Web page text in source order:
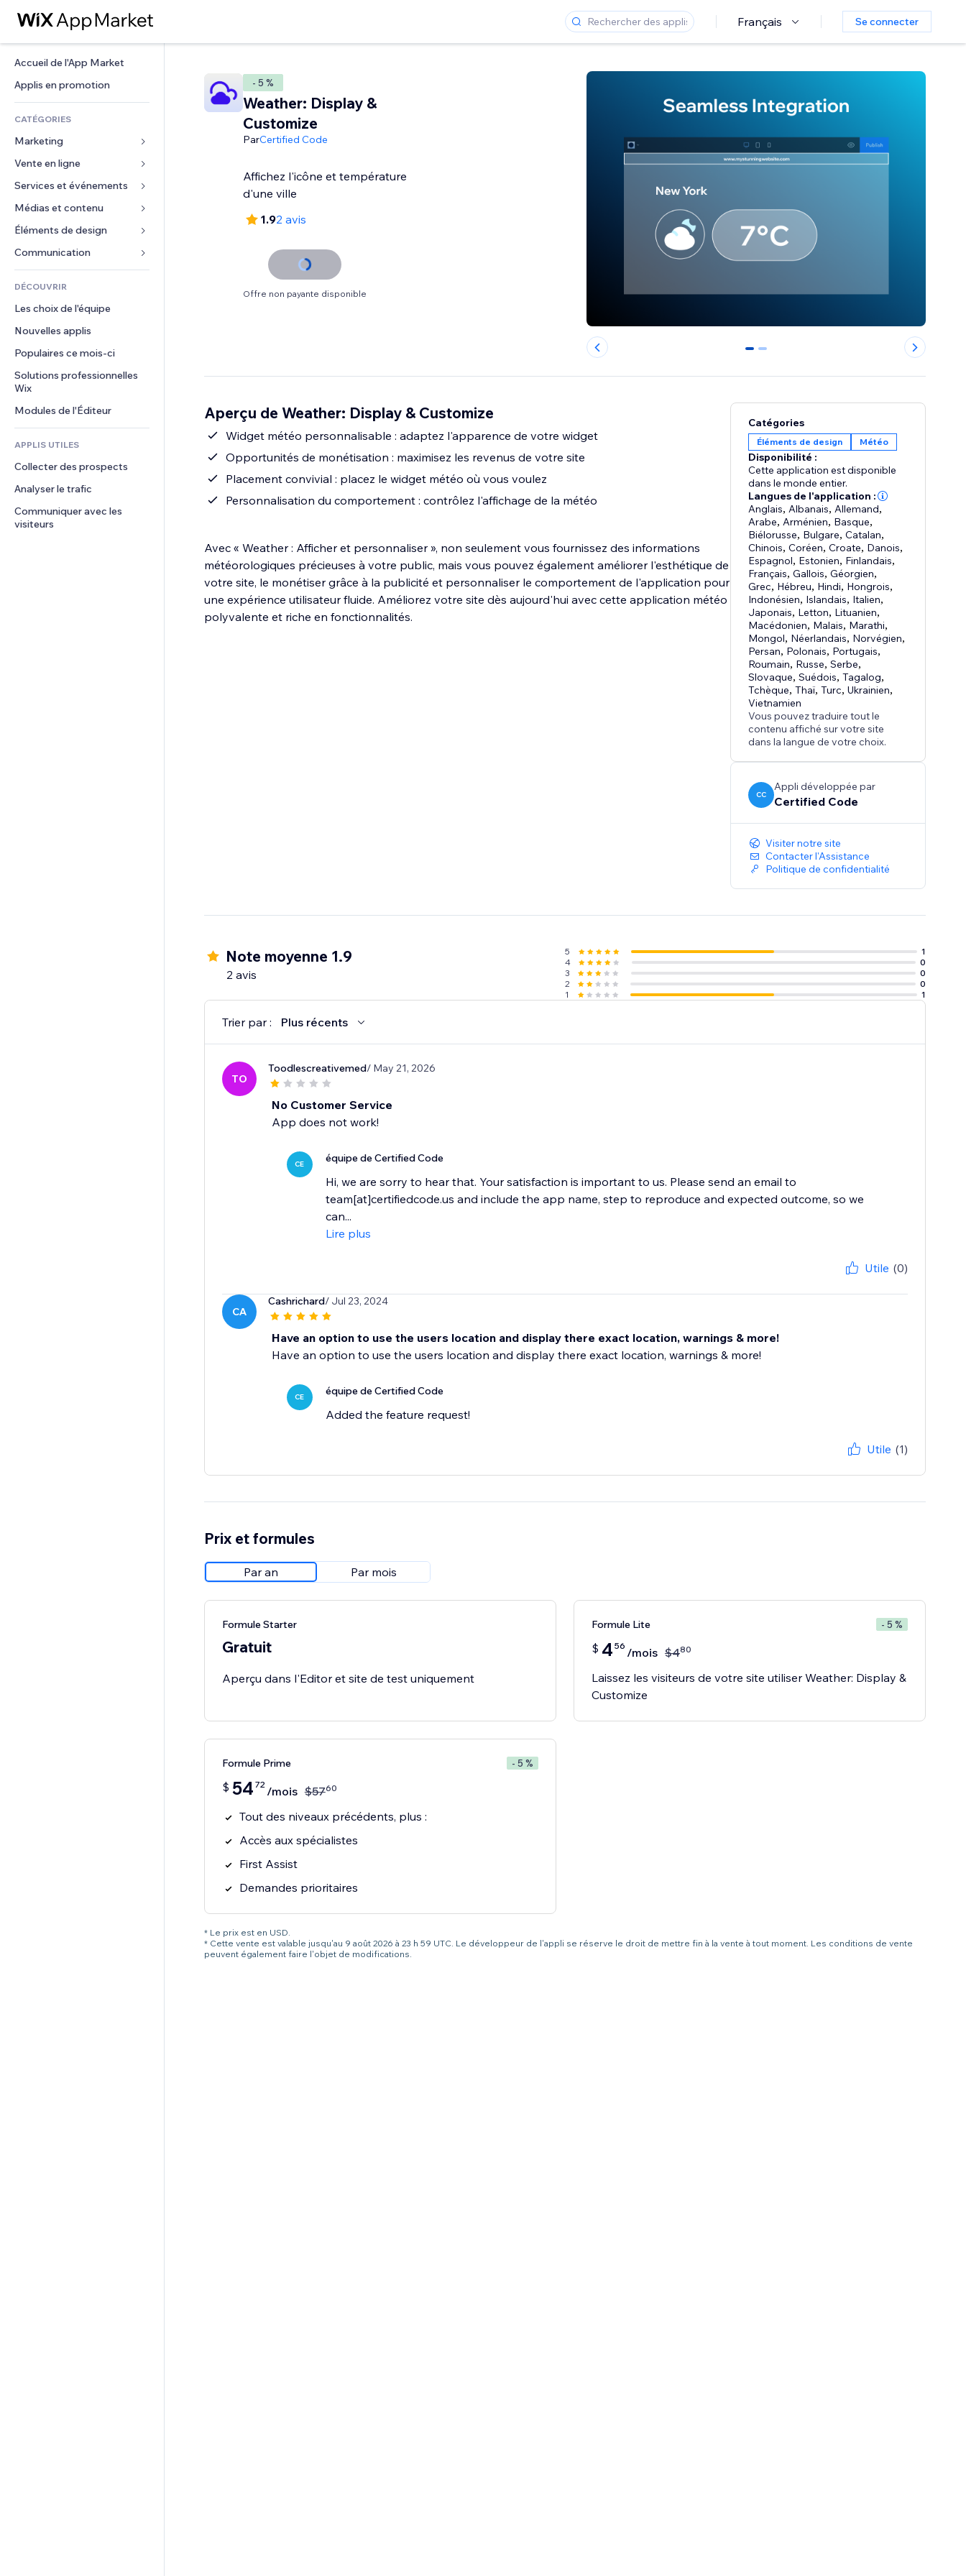
Français Se connecter
Accueil de l'App Market
Applis en promotion
CATÉGORIES
Marketing
Publicités
Mobile
Données analytiques
Réseaux sociaux
Classement de sites
E-mail
Vente en ligne
Applis pour les boutiques
Expédition et livraison
Boutons Vente
Comptabilité
Coupons et fidélisation
Solutions d'entreposage
Financement participatif
Alimentation et boissons
Services et événements
Hôtels
Événements
Restaurants
Immobilier
Réservations
Médias et contenu
Galerie
Musique
Podcasts
Photographie
Vidéo
PDF
Partage de fichiers
Actualités
Services de contenu
Effets de texte
Éléments de design
Cartes et navigation
Confidentialité
Horloge
Modèles de pages
Effets sur images
Boutons et menus
Bannières et badges
Calculateurs
Rechercher
Formulaires
Sondages
Chat
Commentaires
Téléphone
Communauté
Avis et commentaires
DÉCOUVRIR
Les choix de l'équipe
Nouvelles applis
Populaires ce mois‑ci
Solutions professionnelles
Wix
Modules de l'Éditeur
APPLIS UTILES
Collecter des prospects
Analyser le trafic
Communiquer avec les
visiteurs
- 5 %
Weather: Display &
Customize
ParCertified Code
Affichez l'icône et température
d'une ville
1.92 avis
Offre non payante disponible
0 1
Aperçu de Weather: Display & Customize
Widget météo personnalisable : adaptez l'apparence de votre widget
Opportunités de monétisation : maximisez les revenus de votre site
Placement convivial : placez le widget météo où vous voulez
Personnalisation du comportement : contrôlez l'affichage de la météo
Avec « Weather : Afficher et personnaliser », non seulement vous fournissez des informations
météorologiques précieuses à votre public, mais vous pouvez également améliorer l'esthétique de
votre site, le monétiser grâce à la publicité et personnaliser le comportement de l'application pour
une expérience utilisateur fluide. Améliorez votre site dès aujourd'hui avec cette application météo
polyvalente et riche en fonctionnalités.
Catégories
Éléments de design Météo
Disponibilité :
Cette application est disponible
dans le monde entier.
Langues de l'application :
Anglais, Albanais, Allemand,
Arabe, Arménien, Basque,
Biélorusse, Bulgare,Catalan,
Chinois,Coréen,Croate, Danois,
Espagnol, Estonien, Finlandais,
Français,Gallois,Géorgien,
Grec, Hébreu, Hindi, Hongrois,
Indonésien, Islandais, Italien,
Japonais, Letton, Lituanien,
Macédonien, Malais, Marathi,
Mongol, Néerlandais, Norvégien,
Persan, Polonais, Portugais,
Roumain, Russe,Serbe,
Slovaque,Suédois,Tagalog,
Tchèque,Thaï,Turc,Ukrainien,
Vietnamien
Vous pouvez traduire tout le
contenu affiché sur votre site
dans la langue de votre choix.
CC
Appli développée par
Certified Code
Visiter notre site
Contacter l'Assistance
Politique de confidentialité
Note moyenne 1.9
2 avis
5
1
4
0
3
0
2
0
1
1
Trier par : Plus récents
TO
Toodlescreativemed/ May 21, 2026
No Customer Service
App does not work!
CE équipe de Certified Code
Hi, we are sorry to hear that. Your satisfaction is important to us. Please send an email to
team[at]certifiedcode.us and include the app name, step to reproduce and expected outcome, so we
can...
Lire plus
Utile (0)
CA
Cashrichard/ Jul 23, 2024
Have an option to use the users location and display there exact location, warnings & more!
Have an option to use the users location and display there exact location, warnings & more!
CE équipe de Certified Code
Added the feature request!
Utile (1)
Prix et formules
Par an Par mois
Formule Starter
Gratuit
Aperçu dans l'Editor et site de test uniquement
Formule Lite - 5 %
$ 4 56 /mois $480
Laissez les visiteurs de votre site utiliser Weather: Display &
Customize
Formule Prime - 5 %
$ 54 72 /mois $5760
Tout des niveaux précédents, plus :
Accès aux spécialistes
First Assist
Demandes prioritaires
* Le prix est en USD.
* Cette vente est valable jusqu'au 9 août 2026 à 23 h 59 UTC. Le développeur de l'appli se réserve le droit de mettre fin à la vente à tout moment. Les conditions de vente
peuvent également faire l'objet de modifications.